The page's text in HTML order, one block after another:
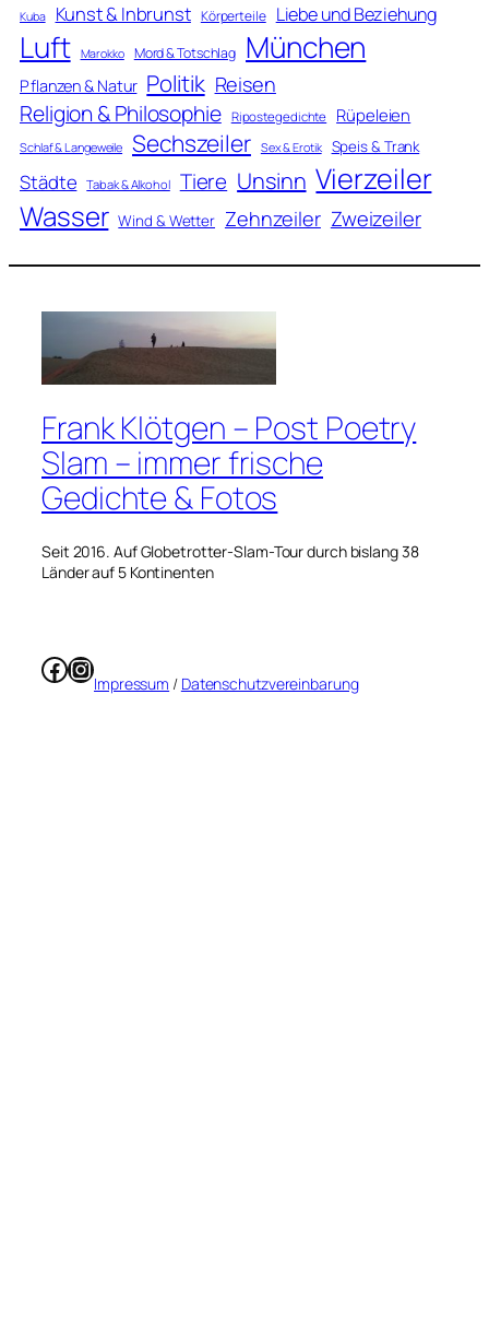
Kuba Kunst & Inbrunst Körperteile Liebe und Beziehung
Luft Marokko Mord & Totschlag München
Pflanzen & Natur Politik Reisen
Religion & Philosophie Ripostegedichte Rüpeleien
Schlaf & Langeweile Sechszeiler Sex & Erotik Speis & Trank
Städte Tabak & Alkohol Tiere Unsinn Vierzeiler
Wasser Wind & Wetter Zehnzeiler Zweizeiler
Frank Klötgen – Post Poetry
Slam – immer frische
Gedichte & Fotos
Seit 2016. Auf Globetrotter-Slam-Tour durch bislang 38
Länder auf 5 Kontinenten
Facebook
Instagram
Impressum / Datenschutzvereinbarung